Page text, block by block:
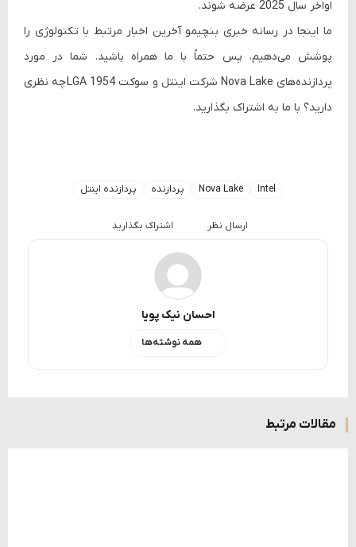
اواخر سال 2025 عرضه شوند.
ما اینجا در رسانه خبری بنچیمو آخرین اخبار مرتبط با تکنولوژی را
پوشش می‌دهیم، پس حتماً با ما همراه باشید. شما در مورد
پردازنده‌های Nova Lake شرکت اینتل و سوکت
LGA 1954چه نظری
دارید؟ با ما به اشتراک بگذارید.
Intel
Nova Lake پردازنده پردازنده اینتل
ارسال نظر اشتراک بگذارید
احسان نیک پویا
همه نوشته‌ها
مقالات مرتبط